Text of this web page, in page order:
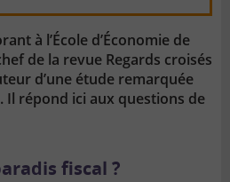
à l’École d’Économie de
de la revue Regards croisés
d’une étude remarquée
Il répond ici aux questions de
fiscal ?